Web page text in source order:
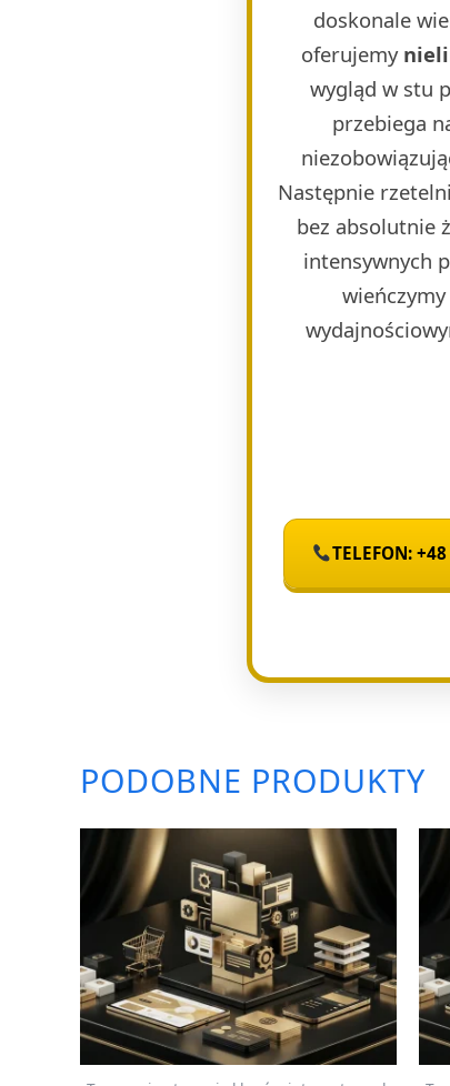
doskonale
oferujemy
wygląd w stu
przebiega
Następnie
bez absolutnie
intensywnych
TELEFON:
PODOBNE PRODUKTY